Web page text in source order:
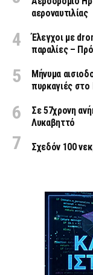
αεροναυτιλίας
Έλεγχοι με
παραλίες –
Μήνυμα
πυρκαγιές στο
Σε 57χρονη
Λυκαβηττό
Σχεδόν 100